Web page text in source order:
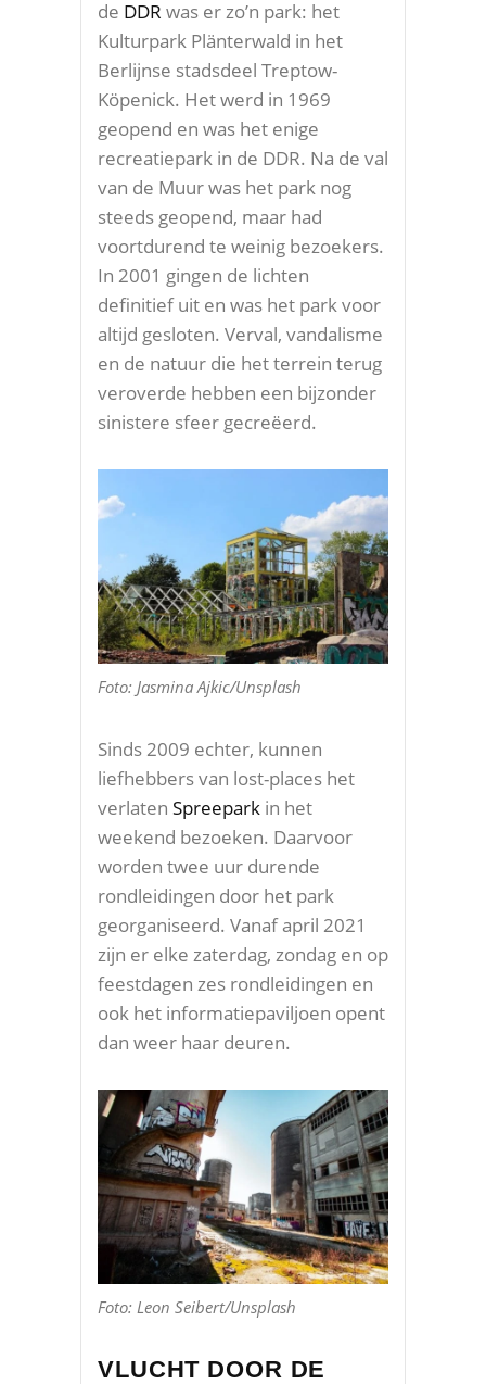
de DDR was er zo’n park: het
Kulturpark Plänterwald in het
Berlijnse stadsdeel Treptow-
Köpenick. Het werd in 1969
geopend en was het enige
recreatiepark in de DDR. Na de val
van de Muur was het park nog
steeds geopend, maar had
voortdurend te weinig bezoekers.
In 2001 gingen de lichten
definitief uit en was het park voor
altijd gesloten. Verval, vandalisme
en de natuur die het terrein terug
veroverde hebben een bijzonder
sinistere sfeer gecreëerd.
Foto: Jasmina Ajkic/Unsplash
Sinds 2009 echter, kunnen
liefhebbers van lost-places het
verlaten Spreepark in het
weekend bezoeken. Daarvoor
worden twee uur durende
rondleidingen door het park
georganiseerd. Vanaf april 2021
zijn er elke zaterdag, zondag en op
feestdagen zes rondleidingen en
ook het informatiepaviljoen opent
dan weer haar deuren.
Foto: Leon Seibert/Unsplash
VLUCHT DOOR DE